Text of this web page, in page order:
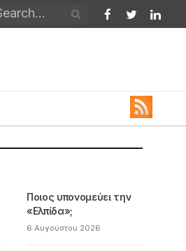
Facebook
Twitter
Ποιος υπονομεύει την
«Ελπίδα»;
6 Αυγούστου 2026